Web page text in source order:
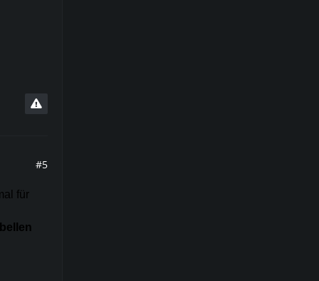
#5
für